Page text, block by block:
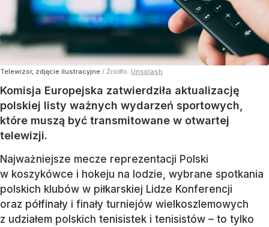
Telewizor, zdjęcie ilustracyjne / Źródło: Unsplash
Komisja Europejska zatwierdziła aktualizację
polskiej listy ważnych wydarzeń sportowych,
które muszą być transmitowane w otwartej
telewizji.
Najważniejsze mecze reprezentacji Polski
w koszykówce i hokeju na lodzie, wybrane spotkania
polskich klubów w piłkarskiej Lidze Konferencji
oraz półfinały i finały turniejów wielkoszlemowych
z udziałem polskich tenisistek i tenisistów – to tylko